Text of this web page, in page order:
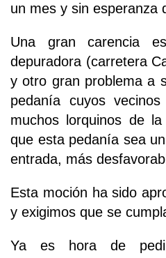
un mes y sin esperanza
Una gran carencia
depuradora (carretera
y otro gran problema a
pedanía cuyos
muchos lorquinos de
que esta pedanía sea
entrada, más
Esta moción ha sido
y exigimos que se
Ya es hora de